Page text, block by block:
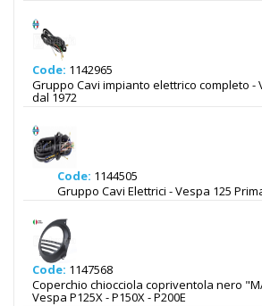
Code: 1142965
Gruppo Cavi impianto elettrico completo -
dal 1972
Code: 1144505
Gruppo Cavi Elettrici - Vespa 125
Code: 1147568
Coperchio chiocciola copriventola nero
Vespa P125X - P150X - P200E